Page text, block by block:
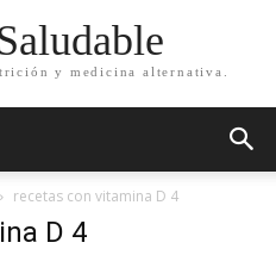
y medicina alternativa.
recetas con vitamina D 4
D 4